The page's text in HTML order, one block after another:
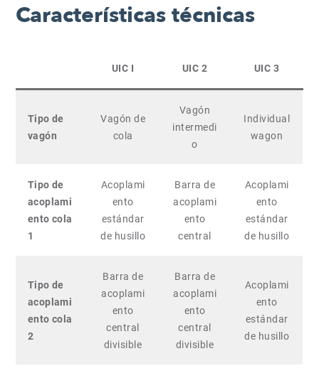
Características técnicas
UIC I UIC 2 UIC 3
Tipo de
vagón
Vagón de
cola
Vagón
intermedi
o
Individual
wagon
Tipo de
acoplami
ento cola
1
Acoplami
ento
estándar
de husillo
Barra de
acoplami
ento
central
Acoplami
ento
estándar
de husillo
Tipo de
acoplami
ento cola
2
Barra de
acoplami
ento
central
divisible
Barra de
acoplami
ento
central
divisible
Acoplami
ento
estándar
de husillo